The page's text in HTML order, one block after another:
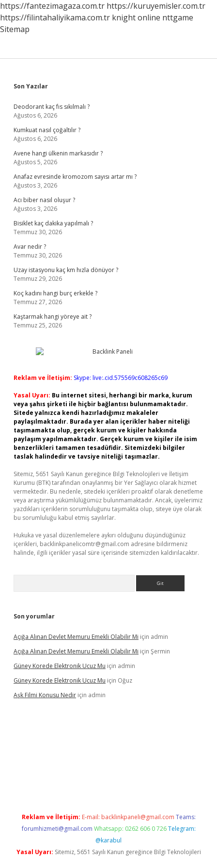
Yapmalı
https://fantezimagaza.com.tr https://kuruyemisler.com.tr
https://filintahaliyikama.com.tr knight online nttgame
Sitemap
Sidebar
Son Yazılar
Deodorant kaç fıs sıkılmalı ?
Ağustos 6, 2026
Kumkuat nasıl çoğaltılır ?
Ağustos 6, 2026
Avene hangi ülkenin markasıdır ?
Ağustos 5, 2026
Anafaz evresinde kromozom sayısı artar mı ?
Ağustos 3, 2026
Acı biber nasıl oluşur ?
Ağustos 3, 2026
Bisiklet kaç dakika yapılmalı ?
Temmuz 30, 2026
Avar nedir ?
Temmuz 30, 2026
Uzay istasyonu kaç km hızla dönüyor ?
Temmuz 29, 2026
Koç kadını hangi burç erkekle ?
Temmuz 27, 2026
Kaştarmak hangi yöreye ait ?
Temmuz 25, 2026
Reklam ve İletişim: Skype: live:.cid.575569c608265c69
Yasal Uyarı: Bu internet sitesi, herhangi bir marka, kurum
veya şahıs şirketi ile hiçbir bağlantısı bulunmamaktadır.
Sitede yalnızca kendi hazırladığımız makaleler
paylaşılmaktadır. Burada yer alan içerikler haber niteliği
taşımamakta olup, gerçek kurum ve kişiler hakkında
paylaşım yapılmamaktadır. Gerçek kurum ve kişiler ile isim
benzerlikleri tamamen tesadüfidir. Sitemizdeki bilgiler
taslak halindedir ve tavsiye niteliği taşımazlar.
Sitemiz, 5651 Sayılı Kanun gereğince Bilgi Teknolojileri ve İletişim
Kurumu (BTK) tarafından onaylanmış bir Yer Sağlayıcı olarak hizmet
vermektedir. Bu nedenle, sitedeki içerikleri proaktif olarak denetleme
veya araştırma yükümlülüğümüz bulunmamaktadır. Ancak, üyelerimiz
yazdıkları içeriklerin sorumluluğunu taşımakta olup, siteye üye olarak
bu sorumluluğu kabul etmiş sayılırlar.
Hukuka ve yasal düzenlemelere aykırı olduğunu düşündüğünüz
içerikleri, backlinkpanelicomtr@gmail.com adresine bildirmeniz
halinde, ilgili içerikler yasal süre içerisinde sitemizden kaldırılacaktır.
Son yorumlar
Açığa Alınan Devlet Memuru Emekli Olabilir Mi için admin
Açığa Alınan Devlet Memuru Emekli Olabilir Mi için Şermin
Güney Korede Elektronik Ucuz Mu için admin
Güney Korede Elektronik Ucuz Mu için Oğuz
Aşk Filmi Konusu Nedir için admin
Reklam ve İletişim: E-mail: backlinkpaneli@gmail.com Teams:
forumhizmeti@gmail.com Whatsapp: 0262 606 0 726 Telegram:
@karabul
Yasal Uyarı: Sitemiz, 5651 Sayılı Kanun gereğince Bilgi Teknolojileri